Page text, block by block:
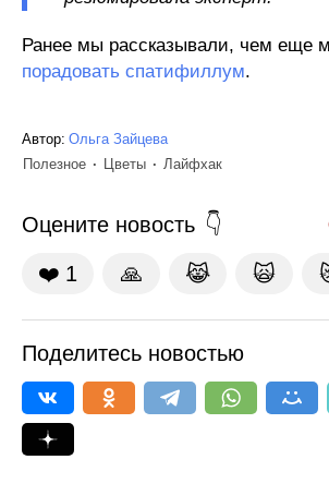
Ранее мы рассказывали, чем еще
порадовать спатифиллум.
Автор: Ольга Зайцева
Полезное
Цветы Лайфхак
Оцените новость
❤️ 1 🙏 😹 🙀
Поделитесь новостью